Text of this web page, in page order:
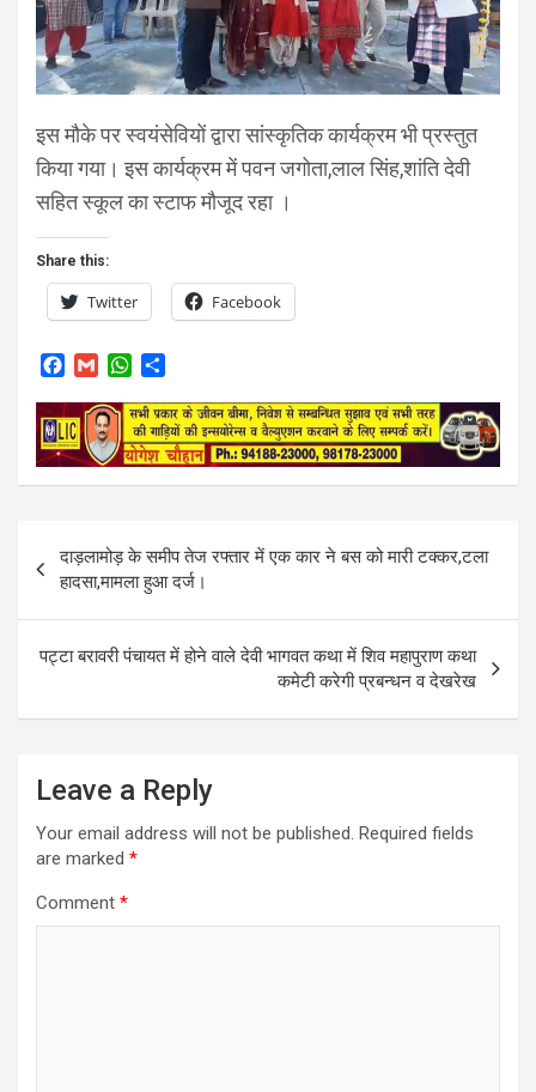
इस मौके पर स्वयंसेवियों द्वारा सांस्कृतिक कार्यक्रम भी प्रस्तुत
किया गया। इस कार्यक्रम में पवन जगोता,लाल सिंह,शांति देवी
सहित स्कूल का स्टाफ मौजूद रहा ।
Share this:
Twitter Facebook
c
e
b
o
a
i
l
W
a
t
s
A
a
r
e
navigation
दाड़लामोड़ के समीप तेज रफ्तार में एक कार ने बस को मारी टक्कर,टला
हादसा,मामला हुआ दर्ज।
पट्टा बरावरी पंचायत में होने वाले देवी भागवत कथा में शिव महापुराण कथा
कमेटी करेगी प्रबन्धन व देखरेख
Leave a Reply
Your email address will not be published. Required fields
are marked *
Comment *